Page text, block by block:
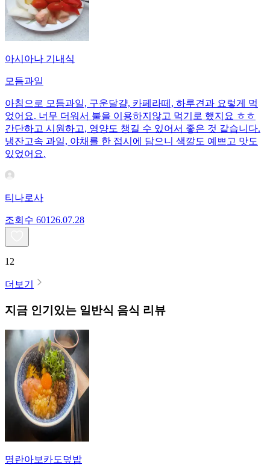
아시아나 기내식
모듬과일
아침으로 모듬과일, 구운달걀, 카페라떼, 하루견과 요렇게 먹
었어요. 너무 더워서 불을 이용하지않고 먹기로 했지요 ㅎㅎ
간단하고 시원하고, 영양도 챙길 수 있어서 좋은 것 같습니다.
냉잔고속 과일, 야채를 한 접시에 담으니 색깔도 예쁘고 맛도
있었어요.
티나로사
조회수 601 26.07.28
12
더보기
지금 인기있는 일반식 음식 리뷰
명란아보카도덮밥